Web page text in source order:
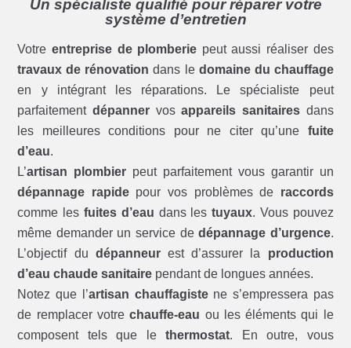
Un spécialiste qualifié pour réparer votre
système d’entretien
Votreentreprise de plomberie peut aussi réaliser des
travaux de rénovation dans le domaine du chauffage
en y intégrant les réparations. Le spécialiste peut
parfaitementdépanner vosappareils sanitairesdans
les meilleures conditions pour ne citer qu’une fuite
d’eau.
L’artisan plombier peut parfaitement vous garantir un
dépannage rapidepour vos problèmes de raccords
comme les fuites d’eau dans lestuyaux. Vous pouvez
même demander un service dedépannage d’urgence.
L’objectif du dépanneurest d’assurer la production
d’eau chaude sanitaire pendant de longues années.
Notez que l’artisan chauffagistene s’empressera pas
de remplacer votrechauffe-eau ou les éléments qui le
composent tels que lethermostat. En outre, vous